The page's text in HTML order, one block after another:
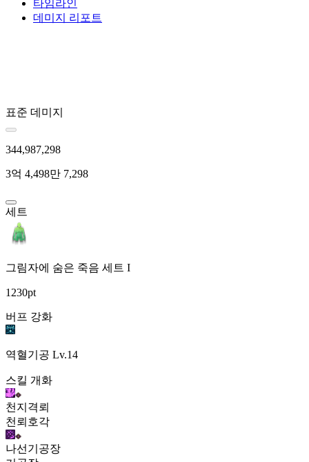
타임라인
데미지 리포트
표준 데미지
344,987,298
3억 4,498만 7,298
세트
그림자에 숨은 죽음 세트 I
1230pt
버프 강화
역혈기공 Lv.14
스킬 개화
천지격뢰
천뢰호각
나선기공장